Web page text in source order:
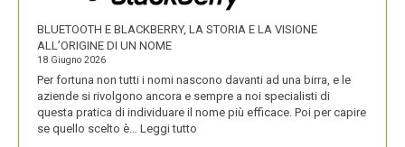
PRODOTTI
BLUETOOTH E BLACKBERRY, LA STORIA E LA VISIONE
ALL’ORIGINE DI UN NOME
18 Giugno 2026
Per fortuna non tutti i nomi nascono davanti ad una birra, e le
aziende si rivolgono ancora e sempre a noi specialisti di
questa pratica di individuare il nome più efficace. Poi per capire
se quello scelto è… Leggi tutto